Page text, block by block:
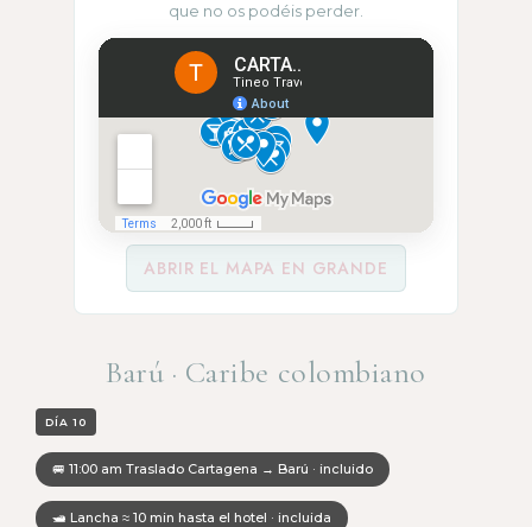
que no os podéis perder.
ABRIR EL MAPA EN GRANDE
Barú · Caribe colombiano
DÍA 10
🚐 11:00 am Traslado Cartagena → Barú · incluido
🛥 Lancha ≈ 10 min hasta el hotel · incluida